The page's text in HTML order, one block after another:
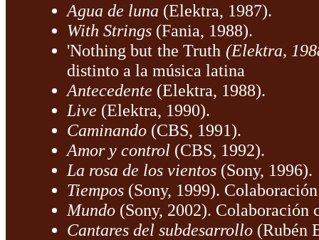
Agua de luna (Elektra, 1987).
With Strings (Fania, 1988).
'Nothing but the Truth (Elektra,
distinto a la música latina
Antecedente (Elektra, 1988).
Live (Elektra, 1990).
Caminando (CBS, 1991).
Amor y control (CBS, 1992).
La rosa de los vientos (Sony, 1996).
Tiempos (Sony, 1999).
Mundo (Sony, 2002). Colaboración
Cantares del subdesarrollo (Rubén